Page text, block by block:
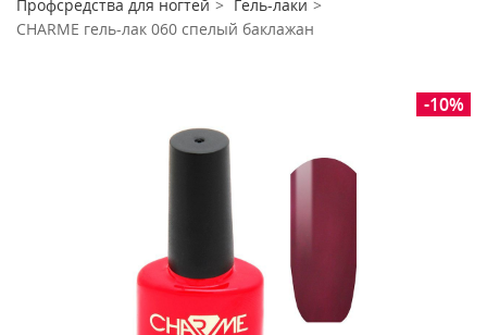
Профсредства для ногтей
Гель-лаки
CHARME гель-лак 060 спелый баклажан
-10%